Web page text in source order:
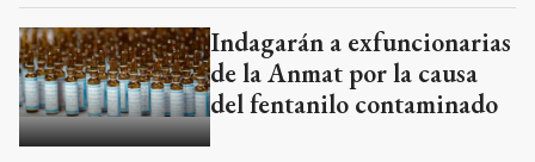
Indagarán a exfuncionarias
de la Anmat por la causa
del fentanilo contaminado